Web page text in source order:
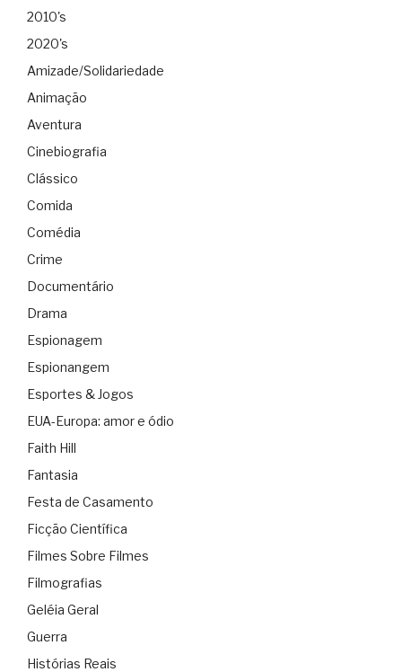
2010's
2020's
Amizade/Solidariedade
Animação
Aventura
Cinebiografia
Clássico
Comida
Comédia
Crime
Documentário
Drama
Espionagem
Espionangem
Esportes & Jogos
EUA-Europa: amor e ódio
Faith Hill
Fantasia
Festa de Casamento
Ficção Científica
Filmes Sobre Filmes
Filmografias
Geléia Geral
Guerra
Histórias Reais